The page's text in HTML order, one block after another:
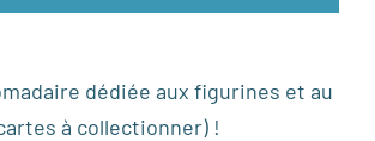
dédiée aux figurines et au
à collectionner) !